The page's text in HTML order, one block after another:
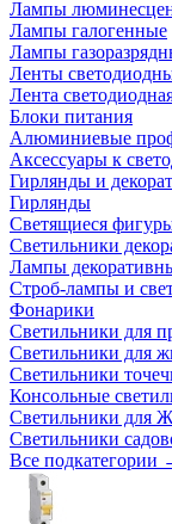
Лампы
Лампы галогенные
Лампы
Ленты
Лента
Блоки питания
Алюминиевые
Аксессуары к
Гирлянды и
Гирлянды
Светящиеся
Светильники
Лампы
Строб-лампы и
Фонарики
Светильники для
Светильники для
Светильники
Консольные
Светильники для
Светильники
Все подкатегории